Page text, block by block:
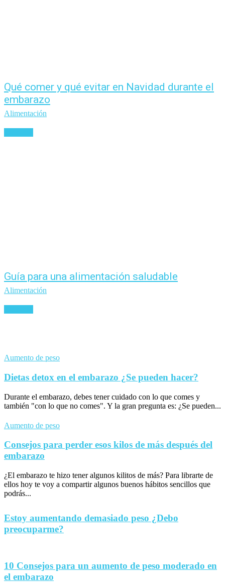
Qué comer y qué evitar en Navidad durante el
embarazo
Alimentación
Guía para una alimentación saludable
Alimentación
Aumento de peso
Dietas detox en el embarazo ¿Se pueden hacer?
Durante el embarazo, debes tener cuidado con lo que comes y
también "con lo que no comes". Y la gran pregunta es: ¿Se pueden...
Aumento de peso
Consejos para perder esos kilos de más después del
embarazo
¿El embarazo te hizo tener algunos kilitos de más? Para librarte de
ellos hoy te voy a compartir algunos buenos hábitos sencillos que
podrás...
Estoy aumentando demasiado peso ¿Debo
preocuparme?
10 Consejos para un aumento de peso moderado en
el embarazo